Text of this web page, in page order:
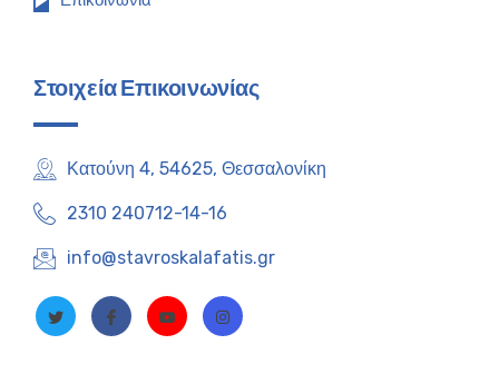
Στοιχεία Επικοινωνίας
Κατούνη 4, 54625, Θεσσαλονίκη
2310 240712-14-16
info@stavroskalafatis.gr